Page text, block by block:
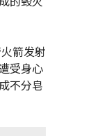
箭发射
受身心
不分皂